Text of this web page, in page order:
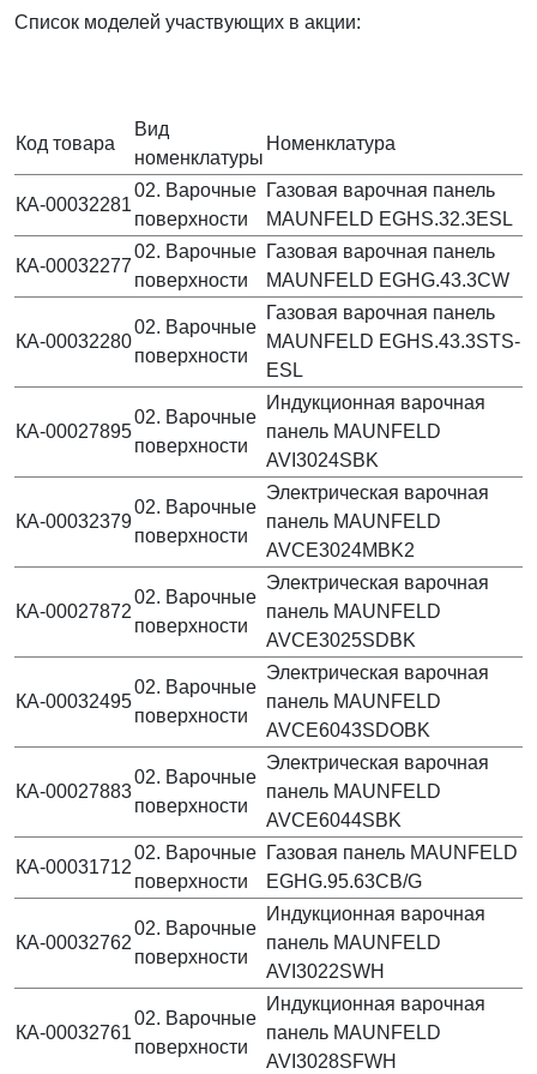
Список моделей участвующих в акции:
Код товара
Вид
номенклатуры
Номенклатура
КА-00032281
02. Варочные
поверхности
Газовая варочная панель
MAUNFELD EGHS.32.3ESL
КА-00032277
02. Варочные
поверхности
Газовая варочная панель
MAUNFELD EGHG.43.3CW
КА-00032280
02. Варочные
поверхности
Газовая варочная панель
MAUNFELD EGHS.43.3STS-
ESL
КА-00027895
02. Варочные
поверхности
Индукционная варочная
панель MAUNFELD
AVI3024SBK
КА-00032379
02. Варочные
поверхности
Электрическая варочная
панель MAUNFELD
AVCE3024MBK2
КА-00027872
02. Варочные
поверхности
Электрическая варочная
панель MAUNFELD
AVCE3025SDBK
КА-00032495
02. Варочные
поверхности
Электрическая варочная
панель MAUNFELD
AVCE6043SDOBK
КА-00027883
02. Варочные
поверхности
Электрическая варочная
панель MAUNFELD
AVCE6044SBK
КА-00031712
02. Варочные
поверхности
Газовая панель MAUNFELD
EGHG.95.63CB/G
КА-00032762
02. Варочные
поверхности
Индукционная варочная
панель MAUNFELD
AVI3022SWH
КА-00032761
02. Варочные
поверхности
Индукционная варочная
панель MAUNFELD
AVI3028SFWH